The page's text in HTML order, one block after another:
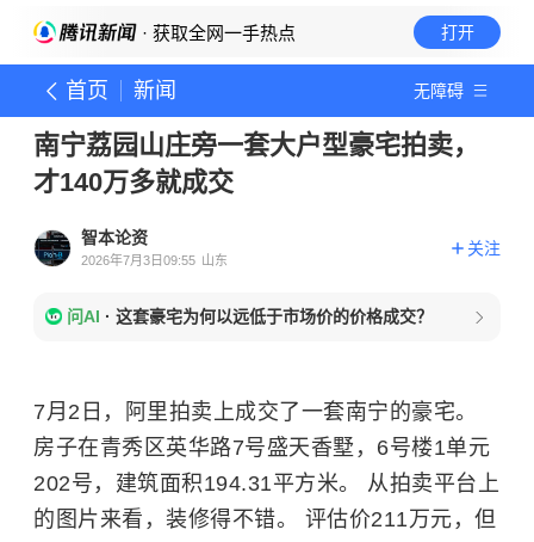
· 获取全网一手热点 打开
首页 新闻 无障碍
南宁荔园山庄旁一套大户型豪宅拍卖，
才140万多就成交
智本论资
2026年7月3日09:55 山东
关注
问AI · 这套豪宅为何以远低于市场价的价格成交？
7月2日，阿里拍卖上成交了一套南宁的豪宅。
房子在青秀区英华路7号盛天香墅，6号楼1单元
202号，建筑面积194.31平方米。 从拍卖平台上
的图片来看，装修得不错。 评估价211万元，但